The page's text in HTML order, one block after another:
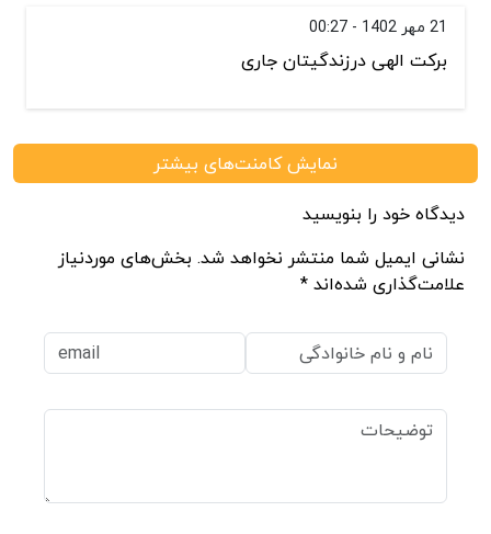
21 مهر 1402 - 00:27
برکت الهی درزندگیتان جاری
نمایش کامنت‌های بیشتر
دیدگاه خود را بنویسید
نشانی ایمیل شما منتشر نخواهد شد. بخش‌های موردنیاز
علامت‌گذاری شده‌اند *